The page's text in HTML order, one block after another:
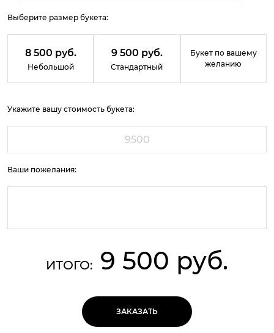
Выберите размер букета:
8 500 руб.
Небольшой
9 500 руб.
Стандартный
Букет по вашему
желанию
Укажите вашу стоимость букета:
Ваши пожелания:
ИТОГО: 9 500 руб.
ЗАКАЗАТЬ